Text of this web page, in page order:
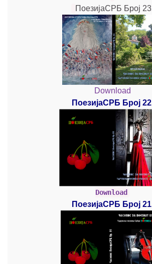
ПоезијаСРБ Број
Download
ПоезијаСРБ Број
Download
ПоезијаСРБ Број